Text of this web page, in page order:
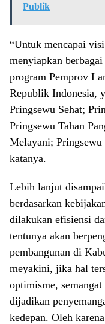
Publik
“Untuk mencapai
menyiapkan
program Pemprov
Republik Indonesia,
Pringsewu Sehat;
Pringsewu Tahan
Melayani;
katanya.
Lebih lanjut
berdasarkan
dilakukan efisiensi
tentunya akan
pembangunan di
meyakini, jika hal
optimisme,
dijadikan
kedepan. Oleh